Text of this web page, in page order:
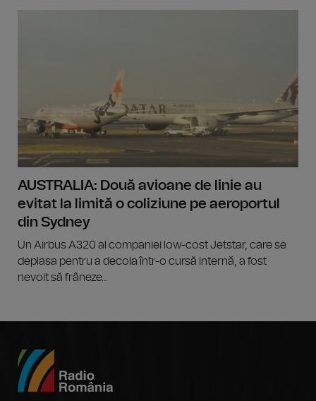
AUSTRALIA: Două avioane de linie au
evitat la limită o coliziune pe aeroportul
din Sydney
Un Airbus A320 al companiei low-cost Jetstar, care se
deplasa pentru a decola într-o cursă internă, a fost
nevoit să frâneze...